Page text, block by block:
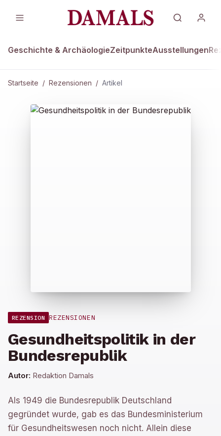
Geschichte & ArchäologieZeitpunkteAusstellungen
Startseite / Rezensionen / Artikel
REZENSION REZENSIONEN
Gesundheitspolitik in der
Bundesrepublik
Autor: Redaktion Damals
Als 1949 die Bundesrepublik Deutschland
gegründet wurde, gab es das Bundesministerium
für Gesundheitswesen noch nicht. Allein diese